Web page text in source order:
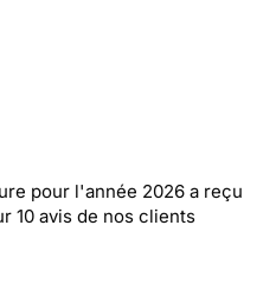
pour l'année 2026 a reçu
10 avis de nos clients